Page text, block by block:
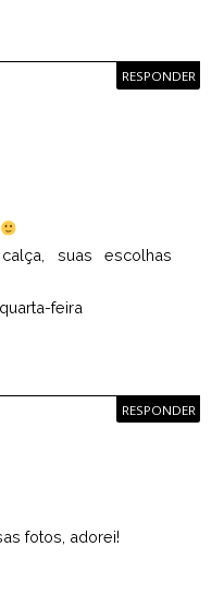
RESPONDER
suas escolhas
feira
RESPONDER
fotos, adorei!